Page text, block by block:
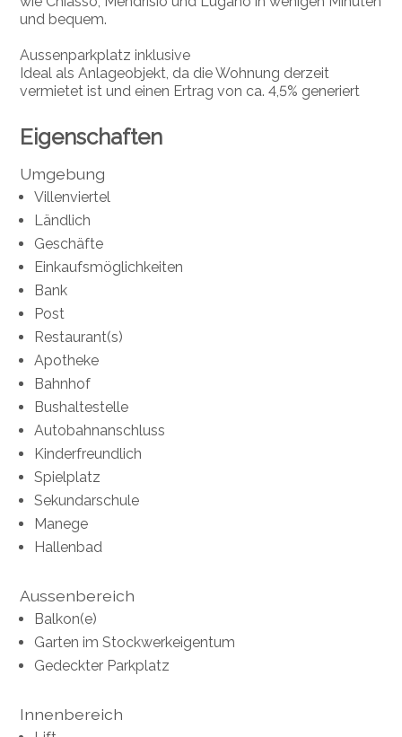
und bequem.
Aussenparkplatz inklusive
Ideal als Anlageobjekt, da die Wohnung derzeit
vermietet ist und einen Ertrag von ca. 4,5% generiert
Eigenschaften
Umgebung
Villenviertel
Ländlich
Geschäfte
Einkaufsmöglichkeiten
Bank
Post
Restaurant(s)
Apotheke
Bahnhof
Bushaltestelle
Autobahnanschluss
Kinderfreundlich
Spielplatz
Sekundarschule
Manege
Hallenbad
Aussenbereich
Balkon(e)
Garten im Stockwerkeigentum
Gedeckter Parkplatz
Innenbereich